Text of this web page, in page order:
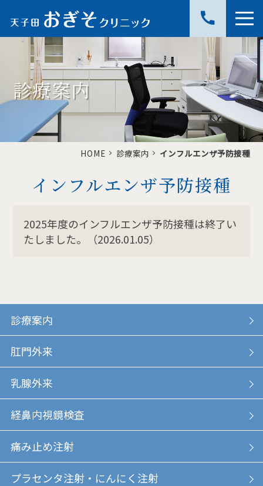
call
診療案内
HOME 診療案内 インフルエンザ予防接種
インフルエンザ予防接種
診療案内
肛門外来
乳腺外来
経鼻内視鏡検査
痛み止め注射
プラセンタ注射・にんにく注射
2025年度のインフルエンザ予防接種は終了い
たしました。（2026.01.05）